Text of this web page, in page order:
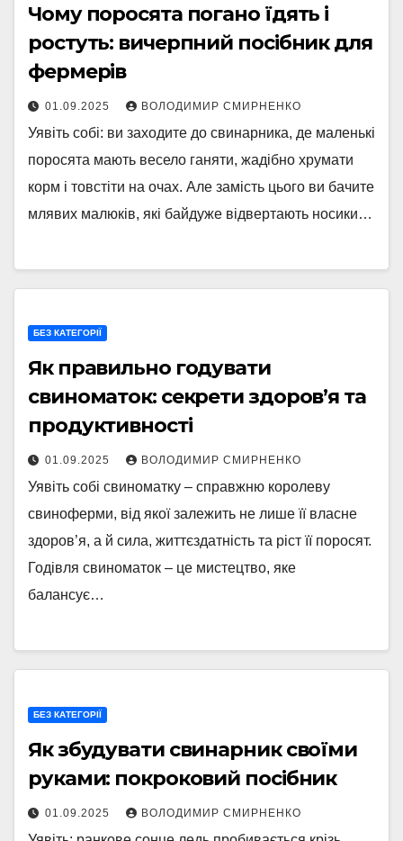
Чому поросята погано їдять і
ростуть: вичерпний посібник для
фермерів
01.09.2025 ВОЛОДИМИР СМИРНЕНКО
Уявіть собі: ви заходите до свинарника, де маленькі
поросята мають весело ганяти, жадібно хрумати
корм і товстіти на очах. Але замість цього ви бачите
млявих малюків, які байдуже відвертають носики…
БЕЗ КАТЕГОРІЇ
Як правильно годувати
свиноматок: секрети здоров’я та
продуктивності
01.09.2025 ВОЛОДИМИР СМИРНЕНКО
Уявіть собі свиноматку – справжню королеву
свиноферми, від якої залежить не лише її власне
здоров’я, а й сила, життєздатність та ріст її поросят.
Годівля свиноматок – це мистецтво, яке
балансує…
БЕЗ КАТЕГОРІЇ
Як збудувати свинарник своїми
руками: покроковий посібник
01.09.2025 ВОЛОДИМИР СМИРНЕНКО